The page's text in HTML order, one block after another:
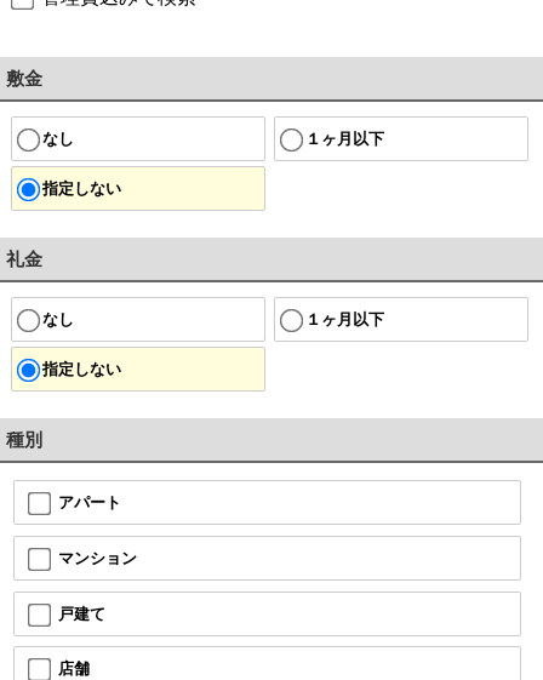
敷金
なし １ヶ月以下
指定しない
礼金
なし １ヶ月以下
指定しない
種別
アパート
マンション
戸建て
店舗